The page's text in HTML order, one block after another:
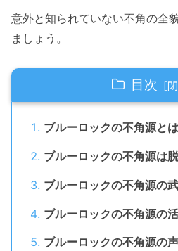
意外と知られていない不角の全
ましょう。
目次
ブルーロックの不角源と
ブルーロックの不角源は
ブルーロックの不角源の
ブルーロックの不角源の
ブルーロックの不角源の